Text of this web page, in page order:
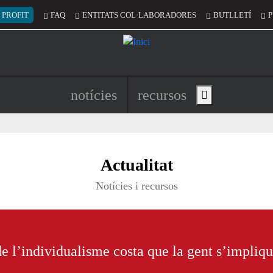
del compte d'usuari
PROFIT FAQ ENTITATS COL·LABORADORES BUTLLETÍ
Navegació principal de
notícies recursos Show main menu
de Catalunya per un món
Actualitat
Notícies i recursos
l’individualisme costa que la gent